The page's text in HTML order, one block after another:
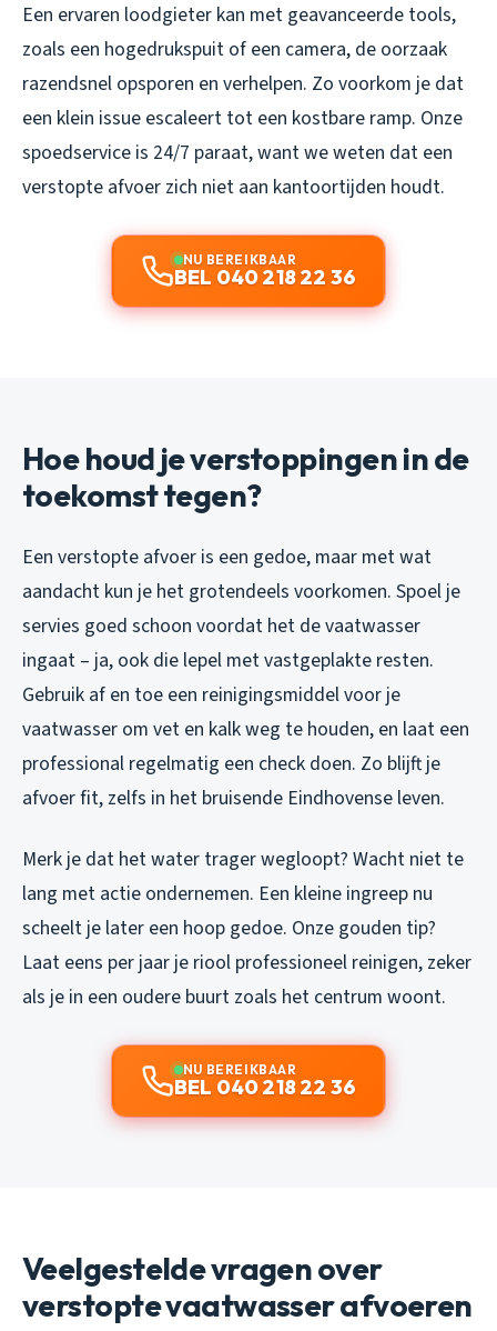
Een ervaren loodgieter kan met geavanceerde tools,
zoals een hogedrukspuit of een camera, de oorzaak
razendsnel opsporen en verhelpen. Zo voorkom je dat
een klein issue escaleert tot een kostbare ramp. Onze
spoedservice is 24/7 paraat, want we weten dat een
verstopte afvoer zich niet aan kantoortijden houdt.
NU BEREIKBAAR
BEL 040 218 22 36
Hoe houd je verstoppingen in de
toekomst tegen?
Een verstopte afvoer is een gedoe, maar met wat
aandacht kun je het grotendeels voorkomen. Spoel je
servies goed schoon voordat het de vaatwasser
ingaat – ja, ook die lepel met vastgeplakte resten.
Gebruik af en toe een reinigingsmiddel voor je
vaatwasser om vet en kalk weg te houden, en laat een
professional regelmatig een check doen. Zo blijft je
afvoer fit, zelfs in het bruisende Eindhovense leven.
Merk je dat het water trager wegloopt? Wacht niet te
lang met actie ondernemen. Een kleine ingreep nu
scheelt je later een hoop gedoe. Onze gouden tip?
Laat eens per jaar je riool professioneel reinigen, zeker
als je in een oudere buurt zoals het centrum woont.
NU BEREIKBAAR
BEL 040 218 22 36
Veelgestelde vragen over
verstopte vaatwasser afvoeren